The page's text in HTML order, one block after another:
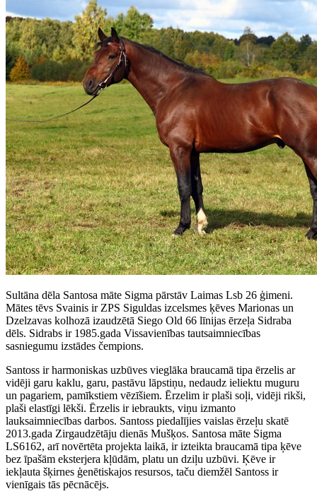
Sultāna dēla Santosa māte Sigma pārstāv Laimas Lsb 26 ģimeni.
Mātes tēvs Svainis ir ZPS Siguldas izcelsmes ķēves Marionas un
Dzelzavas kolhozā izaudzētā Siego Old 66 līnijas ērzeļa Sidraba
dēls. Sidrabs ir 1985.gada Vissavienības tautsaimniecības
sasniegumu izstādes čempions.
Santoss ir harmoniskas uzbūves vieglāka braucamā tipa ērzelis ar
vidēji garu kaklu, garu, pastāvu lāpstiņu, nedaudz ieliektu muguru
un pagariem, pamīkstiem vēzīšiem. Ērzelim ir plaši soļi, vidēji rikši,
plaši elastīgi lēkši. Ērzelis ir iebraukts, viņu izmanto
lauksaimniecības darbos. Santoss piedalījies vaislas ērzeļu skatē
2013.gada Zirgaudzētāju dienās Mušķos. Santosa māte Sigma
LS6162, arī novērtēta projekta laikā, ir izteikta braucamā tipa ķēve
bez īpašām eksterjera kļūdām, platu un dziļu uzbūvi. Ķēve ir
iekļauta šķirnes ģenētiskajos resursos, taču diemžēl Santoss ir
vienīgais tās pēcnācējs.